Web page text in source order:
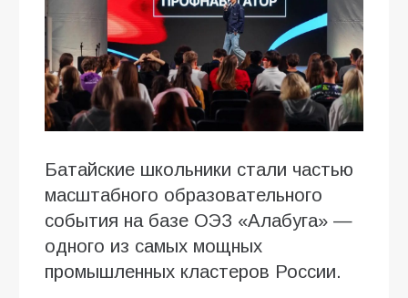
Батайские школьники стали частью
масштабного образовательного
события на базе ОЭЗ «Алабуга» —
одного из самых мощных
промышленных кластеров России.